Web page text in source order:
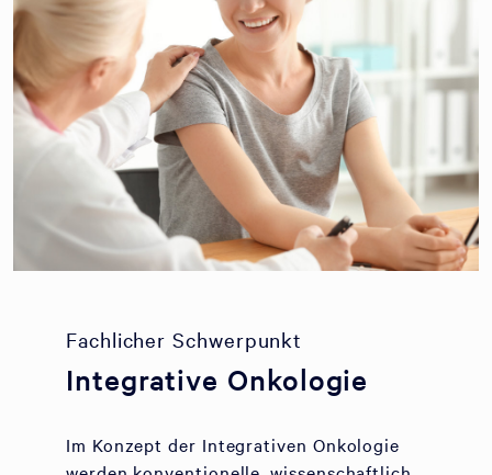
Fachlicher Schwerpunkt
Integrative Onkologie
Im Konzept der Integrativen Onkologie